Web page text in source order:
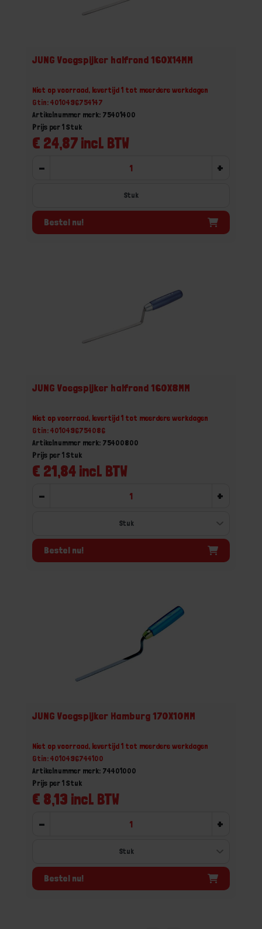
JUNG Voegspijker halfrond 160X14MM
Niet op voorraad, levertijd 1 tot meerdere werkdagen
Gtin: 4010496754147
Artikelnummer merk: 75401400
€ 24,87 incl. BTW
Prijs per 1 Stuk
- +
Stuk
Bestel nu!
JUNG Voegspijker halfrond 160X8MM
Niet op voorraad, levertijd 1 tot meerdere werkdagen
Gtin: 4010496754086
Artikelnummer merk: 75400800
€ 21,84 incl. BTW
Prijs per 1 Stuk
- +
Bestel nu!
JUNG Voegspijker Hamburg 170X10MM
Niet op voorraad, levertijd 1 tot meerdere werkdagen
Gtin: 4010496744100
Artikelnummer merk: 74401000
€ 8,13 incl. BTW
Prijs per 1 Stuk
- +
Bestel nu!